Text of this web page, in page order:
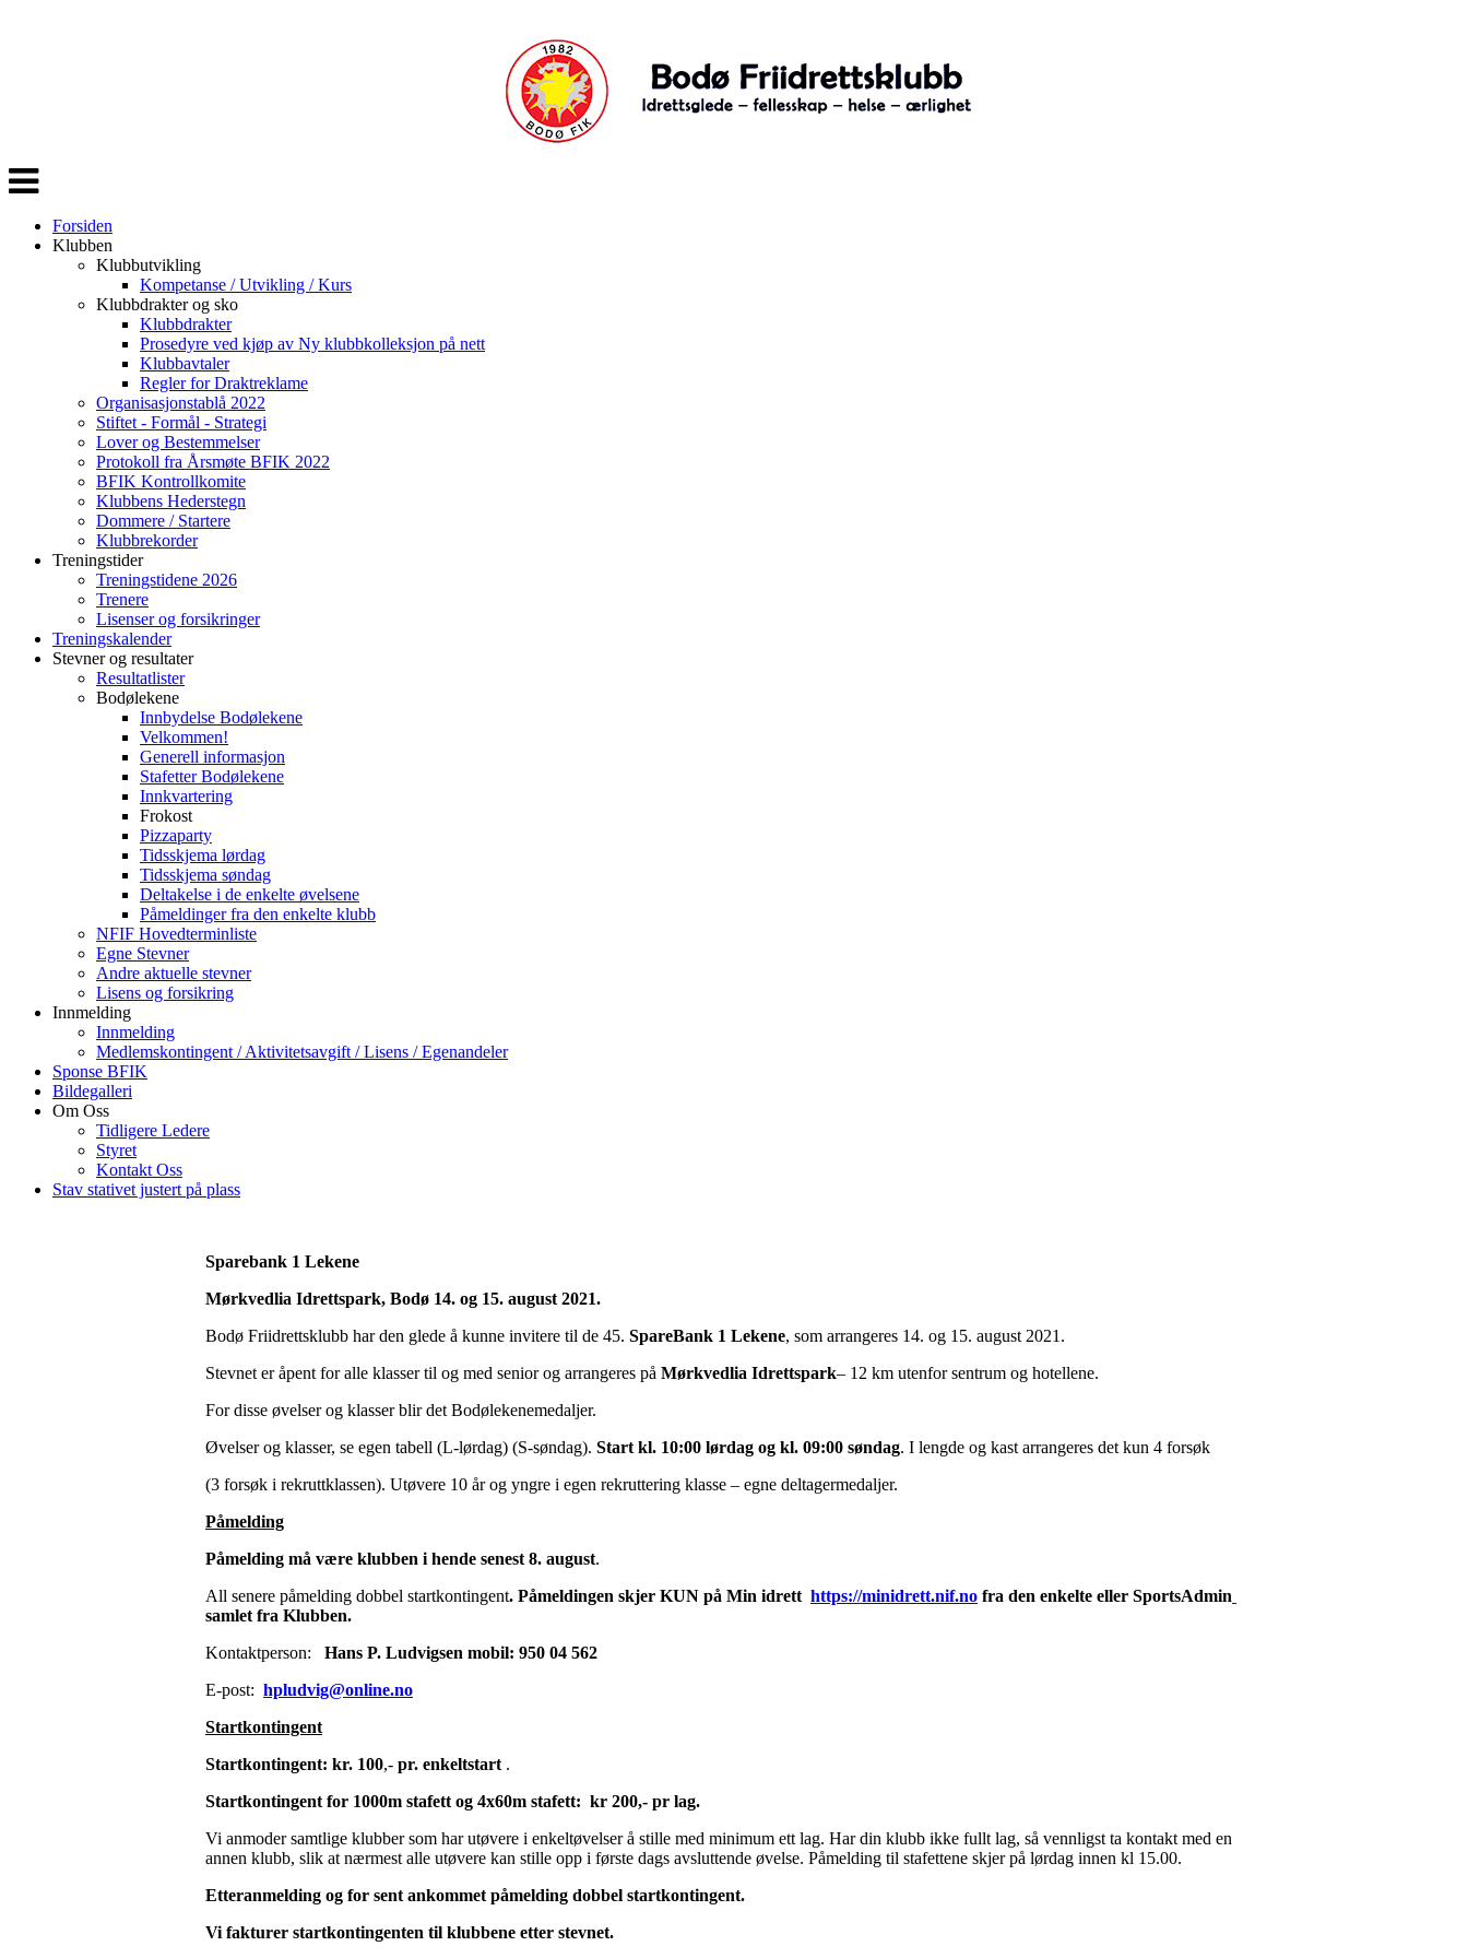
Veksle
navigasjon
Forsiden
Klubben
Klubbutvikling
Kompetanse / Utvikling / Kurs
Klubbdrakter og sko
Klubbdrakter
Prosedyre ved kjøp av Ny klubbkolleksjon på nett
Klubbavtaler
Regler for Draktreklame
Organisasjonstablå 2022
Stiftet - Formål - Strategi
Lover og Bestemmelser
Protokoll fra Årsmøte BFIK 2022
BFIK Kontrollkomite
Klubbens Hederstegn
Dommere / Startere
Klubbrekorder
Treningstider
Treningstidene 2026
Trenere
Lisenser og forsikringer
Treningskalender
Stevner og resultater
Resultatlister
Bodølekene
Innbydelse Bodølekene
Velkommen!
Generell informasjon
Stafetter Bodølekene
Innkvartering
Frokost
Pizzaparty
Tidsskjema lørdag
Tidsskjema søndag
Deltakelse i de enkelte øvelsene
Påmeldinger fra den enkelte klubb
NFIF Hovedterminliste
Egne Stevner
Andre aktuelle stevner
Lisens og forsikring
Innmelding
Innmelding
Medlemskontingent / Aktivitetsavgift / Lisens / Egenandeler
Sponse BFIK
Bildegalleri
Om Oss
Tidligere Ledere
Styret
Kontakt Oss
Stav stativet justert på plass
Sparebank 1 Lekene
Mørkvedlia Idrettspark, Bodø 14. og 15. august 2021.
Bodø Friidrettsklubb har den glede å kunne invitere til de 45. SpareBank 1 Lekene, som arrangeres 14. og 15. august 2021.
Stevnet er åpent for alle klasser til og med senior og arrangeres på Mørkvedlia Idrettspark– 12 km utenfor sentrum og hotellene.
For disse øvelser og klasser blir det Bodølekenemedaljer.
Øvelser og klasser, se egen tabell (L-lørdag) (S-søndag). Start kl. 10:00 lørdag og kl. 09:00 søndag. I lengde og kast arrangeres det kun 4 forsøk
(3 forsøk i rekruttklassen). Utøvere 10 år og yngre i egen rekruttering klasse – egne deltagermedaljer.
Påmelding
Påmelding må være klubben i hende senest 8. august.
All senere påmelding dobbel startkontingent. Påmeldingen skjer KUN på Min idrett https://minidrett.nif.no fra den enkelte eller SportsAdmin
samlet fra Klubben.
Kontaktperson:
Hans P. Ludvigsen mobil: 950 04 562
E-post: hpludvig@online.no
Startkontingent
Startkontingent: kr. 100,- pr. enkeltstart .
Startkontingent for 1000m stafett og 4x60m stafett: kr 200,- pr lag.
Vi anmoder samtlige klubber som har utøvere i enkeltøvelser å stille med minimum ett lag. Har din klubb ikke fullt lag, så vennligst ta kontakt med en
annen klubb, slik at nærmest alle utøvere kan stille opp i første dags avsluttende øvelse. Påmelding til stafettene skjer på lørdag innen kl 15.00.
Etteranmelding og for sent ankommet påmelding dobbel startkontingent.
Vi fakturer startkontingenten til klubbene etter stevnet.